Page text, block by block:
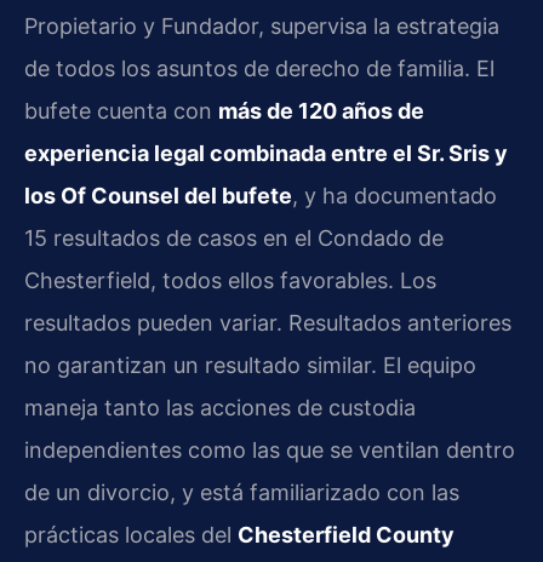
Propietario y Fundador, supervisa la estrategia
de todos los asuntos de derecho de familia. El
bufete cuenta con más de 120 años de
experiencia legal combinada entre el Sr. Sris y
los Of Counsel del bufete, y ha documentado
15 resultados de casos en el Condado de
Chesterfield, todos ellos favorables. Los
resultados pueden variar. Resultados anteriores
no garantizan un resultado similar. El equipo
maneja tanto las acciones de custodia
independientes como las que se ventilan dentro
de un divorcio, y está familiarizado con las
prácticas locales del Chesterfield County